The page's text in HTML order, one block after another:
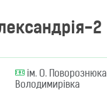
2
ім. О. Поворознюка
Володимирівка